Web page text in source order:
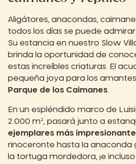
Aligátores, anacondas,
todos los días se puede
Su estancia en nuestro Slow
brinda la oportunidad de
estas increíbles criaturas. El
pequeña joya para los
Parque de los Caimanes.
En un espléndido marco de
2.000 m², pasará junto a
ejemplares más
rinoceronte hasta la anaconda
la tortuga mordedora, ¡e